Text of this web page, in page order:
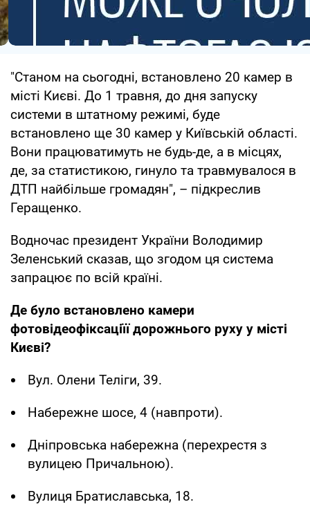
"Станом на сьогодні, встановлено 20 камер в
місті Києві. До 1 травня, до дня запуску
системи в штатному режимі, буде
встановлено ще 30 камер у Київській області.
Вони працюватимуть не будь-де, а в місцях,
де, за статистикою, гинуло та травмувалося в
ДТП найбільше громадян", – підкреслив
Геращенко.
Водночас президент України Володимир
Зеленський сказав, що згодом ця система
запрацює по всій країні.
Де було встановлено камери
фотовідеофіксаціїї дорожнього руху у місті
Києві?
Вул. Олени Теліги, 39​.
Набережне шосе, 4 (навпроти).
Дніпровська набережна (перехрестя з
вулицею Причальною).
Вулиця Братиславська, 18.